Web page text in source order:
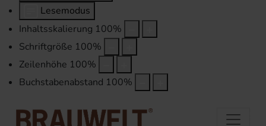
Lesemodus
Inhaltsskalierung 100%
Schriftgröße 100%
Zeilenhöhe 100%
Buchstabenabstand 100%